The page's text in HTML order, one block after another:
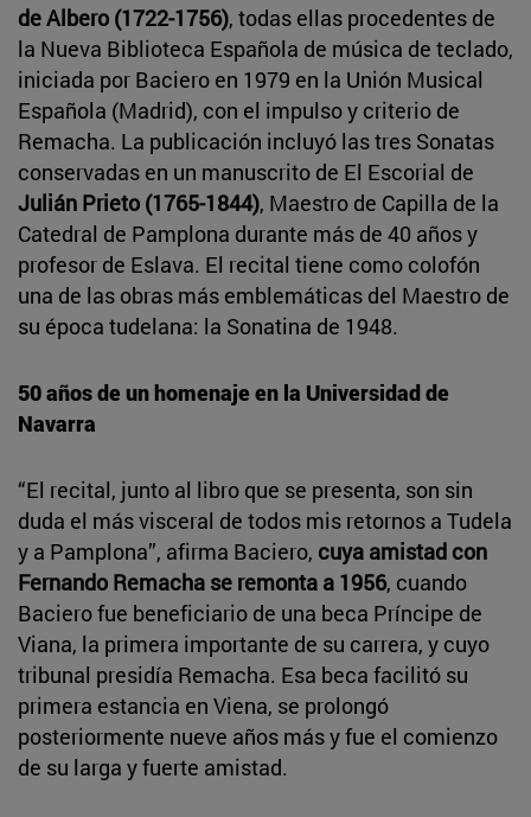
de Albero (1722-1756), todas ellas procedentes de
la Nueva Biblioteca Española de música de teclado,
iniciada por Baciero en 1979 en la Unión Musical
Española (Madrid), con el impulso y criterio de
Remacha. La publicación incluyó las tres Sonatas
conservadas en un manuscrito de El Escorial de
Julián Prieto (1765-1844), Maestro de Capilla de la
Catedral de Pamplona durante más de 40 años y
profesor de Eslava. El recital tiene como colofón
una de las obras más emblemáticas del Maestro de
su época tudelana: la Sonatina de 1948.
50 años de un homenaje en la Universidad de
Navarra
“El recital, junto al libro que se presenta, son sin
duda el más visceral de todos mis retornos a Tudela
y a Pamplona”, afirma Baciero, cuya amistad con
Fernando Remacha se remonta a 1956, cuando
Baciero fue beneficiario de una beca Príncipe de
Viana, la primera importante de su carrera, y cuyo
tribunal presidía Remacha. Esa beca facilitó su
primera estancia en Viena, se prolongó
posteriormente nueve años más y fue el comienzo
de su larga y fuerte amistad.